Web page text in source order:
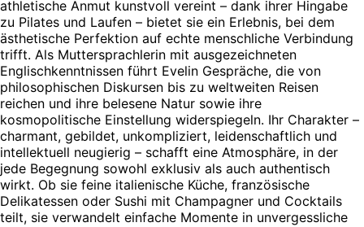
athletische Anmut kunstvoll vereint – dank ihrer Hingabe
zu Pilates und Laufen – bietet sie ein Erlebnis, bei dem
ästhetische Perfektion auf echte menschliche Verbindung
trifft. Als Muttersprachlerin mit ausgezeichneten
Englischkenntnissen führt Evelin Gespräche, die von
philosophischen Diskursen bis zu weltweiten Reisen
reichen und ihre belesene Natur sowie ihre
kosmopolitische Einstellung widerspiegeln. Ihr Charakter –
charmant, gebildet, unkompliziert, leidenschaftlich und
intellektuell neugierig – schafft eine Atmosphäre, in der
jede Begegnung sowohl exklusiv als auch authentisch
wirkt. Ob sie feine italienische Küche, französische
Delikatessen oder Sushi mit Champagner und Cocktails
teilt, sie verwandelt einfache Momente in unvergessliche